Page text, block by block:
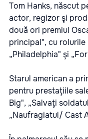
Tom Hanks, născut
actor, regizor şi
două ori premiul
principal", cu
„Philadelphia" şi
Starul american a
pentru prestaţiile
Big", „Salvaţi
„Naufragiatul/ Cast